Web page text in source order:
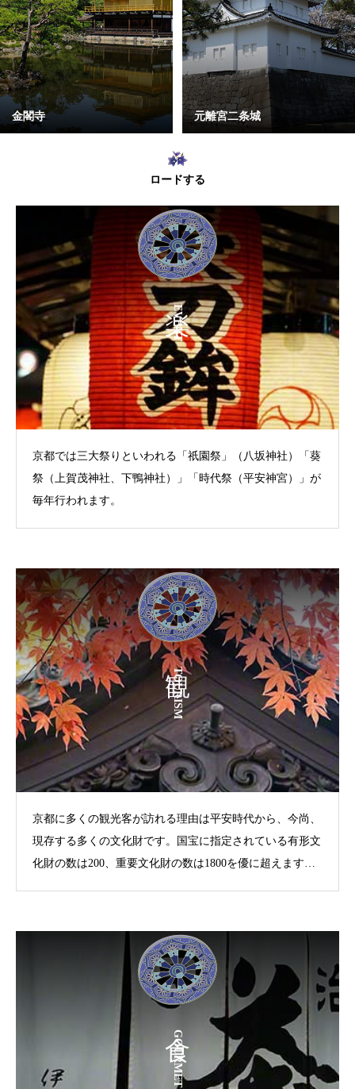
金閣寺 元離宮二条城
ロードする
EVENT
京都では三大祭りといわれる「祇園祭」（八坂神社）「葵
祭（上賀茂神社、下鴨神社）」「時代祭（平安神宮）」が
毎年行われます。
TOURISM
京都に多くの観光客が訪れる理由は平安時代から、今尚、
現存する多くの文化財です。国宝に指定されている有形文
化財の数は200、重要文化財の数は1800を優に超えます。
れこそが京都最大の魅力であります。そんな素晴らしい文
化財と四季折々の風景美をご覧ください。
GOURMET